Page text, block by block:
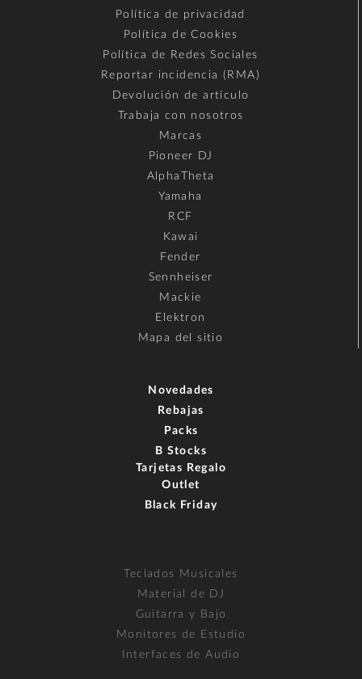
Política de privacidad
Política de Cookies
Política de Redes Sociales
Reportar incidencia (RMA)
Devolución de artículo
Trabaja con nosotros
Marcas
Pioneer DJ
AlphaTheta
Yamaha
RCF
Kawai
Fender
Sennheiser
Mackie
Elektron
Mapa del sitio
Novedades
Rebajas
Packs
B Stocks
Tarjetas Regalo
Outlet
Black Friday
Teclados Musicales
Material de DJ
Guitarra y Bajo
Monitores de Estudio
Interfaces de Audio